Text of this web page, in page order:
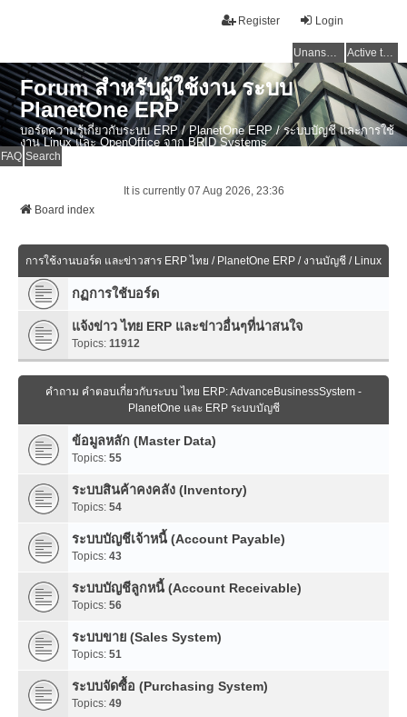
Login
Register
Unanswered topics Active topics
Forum สำหรับผู้ใช้งาน ระบบ
PlanetOne ERP
บอร์ดความรู้เกี่ยวกับระบบ ERP / PlanetOne ERP / ระบบบัญชี และการใช้
งาน Linux และ OpenOffice จาก BRID Systems
FAQ Search
It is currently 07 Aug 2026, 23:36
Board index
การใช้งานบอร์ด และข่าวสาร ERP ไทย / PlanetOne ERP / งานบัญชี / Linux
กฏการใช้บอร์ด
แจ้งข่าว ไทย ERP และข่าวอื่นๆที่น่าสนใจ
Topics: 11912
คำถาม คำตอบเกี่ยวกับระบบ ไทย ERP: AdvanceBusinessSystem -
PlanetOne และ ERP ระบบบัญชี
ข้อมูลหลัก (Master Data)
Topics: 55
ระบบสินค้าคงคลัง (Inventory)
Topics: 54
ระบบบัญชีเจ้าหนี้ (Account Payable)
Topics: 43
ระบบบัญชีลูกหนี้ (Account Receivable)
Topics: 56
ระบบขาย (Sales System)
Topics: 51
ระบบจัดซื้อ (Purchasing System)
Topics: 49